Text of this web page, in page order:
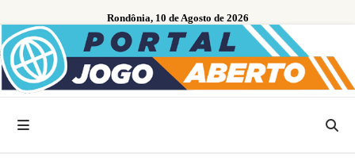
Rondônia, 10 de Agosto de 2026